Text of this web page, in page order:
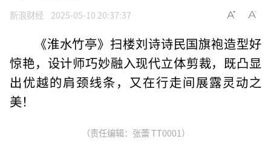
新浪财经 2025-05-10 20:37:37
《淮水竹亭》扫楼刘诗诗民国旗袍造型好
惊艳，设计师巧妙融入现代立体剪裁，既凸显
出优越的肩颈线条，又在行走间展露灵动之
美！
（责任编辑：张蕾 TT0001）